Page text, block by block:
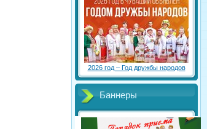
2026 год – Год дружбы народов
Баннеры